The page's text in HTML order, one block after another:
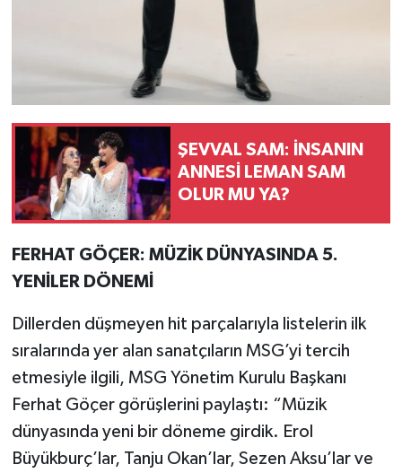
ŞEVVAL SAM: İNSANIN
ANNESİ LEMAN SAM
OLUR MU YA?
FERHAT GÖÇER: MÜZİK DÜNYASINDA 5.
YENİLER DÖNEMİ
Dillerden düşmeyen hit parçalarıyla listelerin ilk
sıralarında yer alan sanatçıların MSG’yi tercih
etmesiyle ilgili, MSG Yönetim Kurulu Başkanı
Ferhat Göçer görüşlerini paylaştı: “Müzik
dünyasında yeni bir döneme girdik. Erol
Büyükburç’lar, Tanju Okan’lar, Sezen Aksu’lar ve